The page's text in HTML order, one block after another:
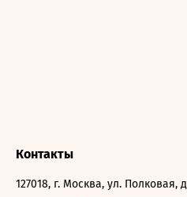
Контакты
127018, г. Москва, ул. Полковая,